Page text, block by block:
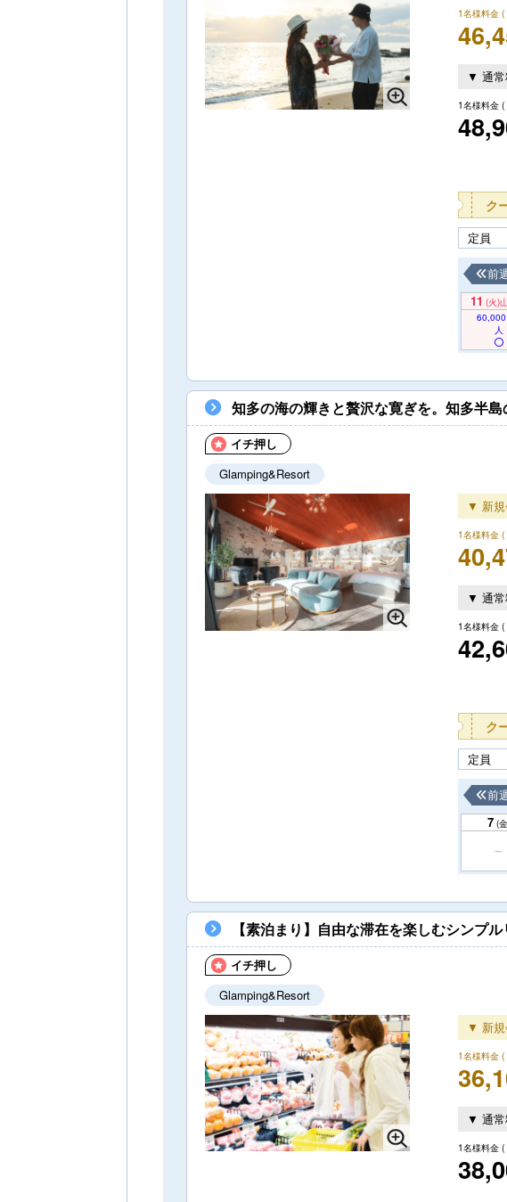
1名様料金 (
▼ 通常
1名様料金 (
ク
定員
前
11 (火)
人
知多の海の輝きと贅沢な寛ぎを。知多半
イチ押し
Glamping&Resort
▼ 新規
1名様料金 (
▼ 通常
1名様料金 (
ク
定員
前
7 (
【素泊まり】自由な滞在を楽しむシンプ
イチ押し
Glamping&Resort
▼ 新規
1名様料金 (
▼ 通常
1名様料金 (